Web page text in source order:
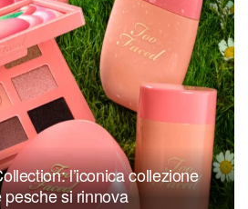
l’iconica collezione
si rinnova